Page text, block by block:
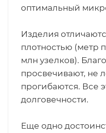
оптимальный
Изделия
плотностью (метр
млн узелков).
просвечивают, не
прогибаются. Все
долговечности.
Еще одно